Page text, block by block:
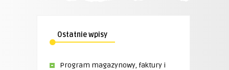
Ostatnie wpisy
Program magazynowy, faktury i